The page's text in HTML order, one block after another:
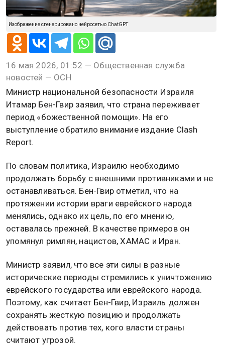
Изображение сгенерировано нейросетью ChatGPT
16 мая 2026, 01:52 — Общественная служба
новостей — ОСН
Министр национальной безопасности Израиля
Итамар Бен-Гвир заявил, что страна переживает
период «божественной помощи». На его
выступление обратило внимание издание Clash
Report.
По словам политика, Израилю необходимо
продолжать борьбу с внешними противниками и не
останавливаться. Бен-Гвир отметил, что на
протяжении истории враги еврейского народа
менялись, однако их цель, по его мнению,
оставалась прежней. В качестве примеров он
упомянул римлян, нацистов, ХАМАС и Иран.
Министр заявил, что все эти силы в разные
исторические периоды стремились к уничтожению
еврейского государства или еврейского народа.
Поэтому, как считает Бен-Гвир, Израиль должен
сохранять жесткую позицию и продолжать
действовать против тех, кого власти страны
считают угрозой.